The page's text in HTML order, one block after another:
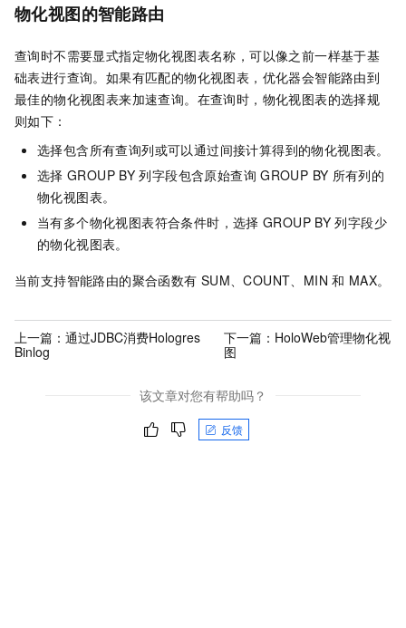
物化视图的智能路由
查询时不需要显式指定物化视图表名称，可以像之前一样基于基
础表进行查询。如果有匹配的物化视图表，优化器会智能路由到
最佳的物化视图表来加速查询。在查询时，物化视图表的选择规
则如下：
选择包含所有查询列或可以通过间接计算得到的物化视图表。
选择 GROUP BY 列字段包含原始查询 GROUP BY 所有列的
物化视图表。
当有多个物化视图表符合条件时，选择 GROUP BY 列字段少
的物化视图表。
当前支持智能路由的聚合函数有 SUM、COUNT、MIN 和 MAX。
上一篇： 通过JDBC消费Hologres
Binlog
下一篇： HoloWeb管理物化视
图
该文章对您有帮助吗？
反馈